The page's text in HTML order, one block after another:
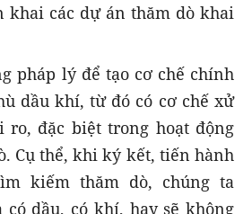
khai các dự án thăm dò khai
pháp lý để tạo cơ chế chính
dầu khí, từ đó có cơ chế xử
ro, đặc biệt trong hoạt động
Cụ thể, khi ký kết, tiến hành
kiếm thăm dò, chúng ta
dầu, có khí, hay sẽ không